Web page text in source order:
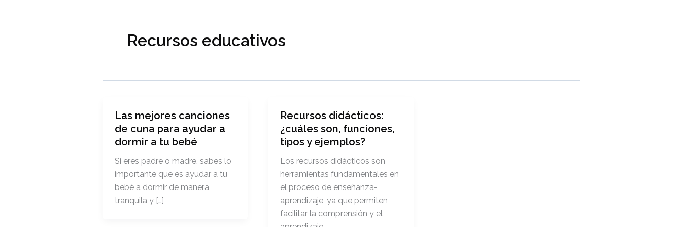
Recursos educativos
Las mejores canciones
de cuna para ayudar a
dormir a tu bebé
Si eres padre o madre, sabes lo
importante que es ayudar a tu
bebé a dormir de manera
tranquila y […]
Recursos didácticos:
¿cuáles son, funciones,
tipos y ejemplos?
Los recursos didácticos son
herramientas fundamentales en
el proceso de enseñanza-
aprendizaje, ya que permiten
facilitar la comprensión y el